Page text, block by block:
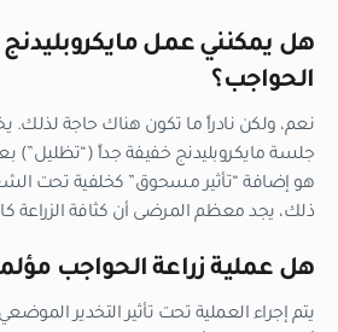
هل يمكنني عمل
الحواجب؟
نعم، ولكن نادراً ما تكون هناك حاجة لذلك.
جلسة مايكروبليدنج خفيفة جداً (“تظليل”)
هو إضافة “تأثير مسحوق” كخلفية تحت
ذلك، يجد معظم المرضى أن كثافة الزراعة
هل عملية زراعة الحواجب
يتم إجراء العملية تحت تأثير التخدير